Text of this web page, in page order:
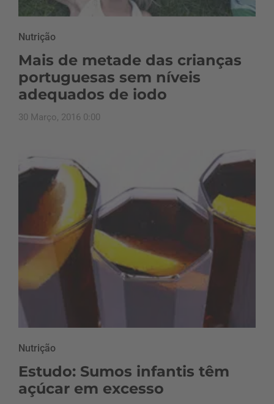
Nutrição
Mais de metade das crianças
portuguesas sem níveis
adequados de iodo
30 Março, 2016 0:00
Nutrição
Estudo: Sumos infantis têm
açúcar em excesso